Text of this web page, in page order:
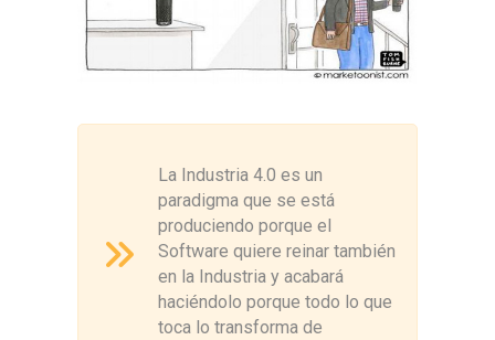
La Industria 4.0 es un
paradigma que se está
produciendo porque el
Software quiere reinar también
en la Industria y acabará
haciéndolo porque todo lo que
toca lo transforma de